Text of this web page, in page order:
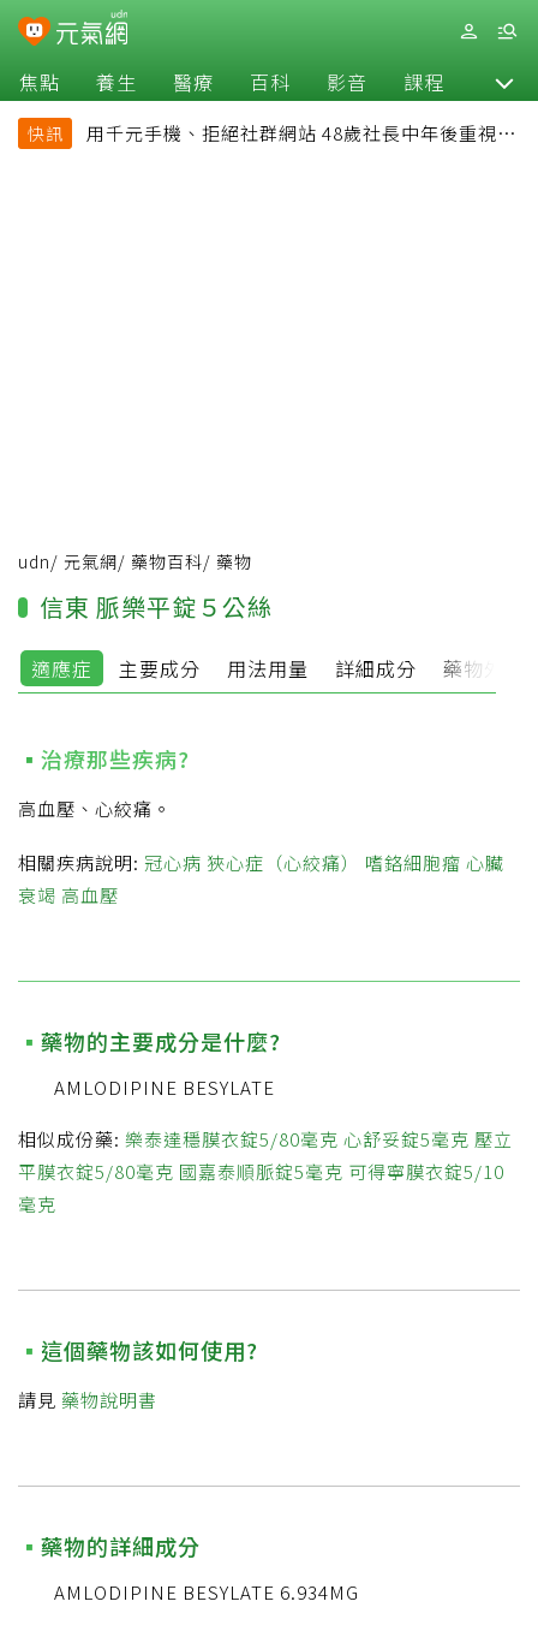
焦點 養生 醫療 百科 影音 課程 退休
快訊
用千元手機、拒絕社群網站 48歲社長中年後重視和
udn/ 元氣網/ 藥物百科/ 藥物
信東 脈樂平錠５公絲
適應症 主要成分 用法用量 詳細成分 藥物外觀
治療那些疾病?
高血壓、心絞痛。
相關疾病說明: 冠心病 狹心症（心絞痛） 嗜鉻細胞瘤 心臟
衰竭 高血壓
藥物的主要成分是什麼?
AMLODIPINE BESYLATE
相似成份藥: 樂泰達穩膜衣錠5/80毫克 心舒妥錠5毫克 壓立
平膜衣錠5/80毫克 國嘉泰順脈錠5毫克 可得寧膜衣錠5/10
毫克
這個藥物該如何使用?
請見 藥物說明書
藥物的詳細成分
AMLODIPINE BESYLATE 6.934MG